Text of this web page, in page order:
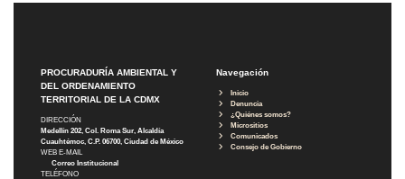
PROCURADURÍA AMBIENTAL Y
DEL ORDENAMIENTO
TERRITORIAL DE LA CDMX
DIRECCIÓN
Medellín 202, Col. Roma Sur, Alcaldía
Cuauhtémoc, C.P. 06700, Ciudad de México
WEB E-MAIL
Correo Institucional
TELÉFONO
Navegación
Inicio
Denuncia
¿Quiénes somos?
Micrositios
Comunicados
Consejo de Gobierno